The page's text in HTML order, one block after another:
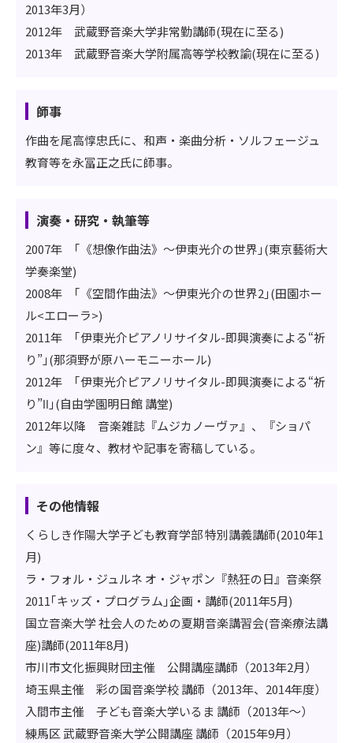
2013年3月）
2012年 武蔵野音楽大学非常勤講師(現在に至る)
2013年 武蔵野音楽大学附属高等学校教諭(現在に至る)
師事
作曲を尾高惇忠氏に、和声・楽曲分析・ソルフェージュ
教育等を永冨正之氏に師事。
演奏・研究・執筆等
2007年 ｢《想像作曲法》～伊東光介の世界｣(東京藝術大
学奏楽堂)
2008年 ｢《空間作曲法》～伊東光介の世界2｣(田園ホー
ル<エローラ>)
2011年 ｢伊東光介ピアノリサイタル-即興演奏による“祈
り”｣(那須野が原ハーモニーホール)
2012年 ｢伊東光介ピアノリサイタル-即興演奏による“祈
り”Ⅱ｣(自由学園明日館 講堂)
2012年以降 音楽雑誌『ムジカノーヴァ』、『ショパ
ン』等に度々、教材や記事を寄稿している。
その他情報
くらしき作陽大学子ども教育学部 特別講義講師(2010年1
月)
ラ・フォル・ジュルネ オ・ジャポン『熱狂の日』音楽祭
2011｢キッズ・プログラム｣企画・講師(2011年5月)
国立音楽大学 社会人のための夏期音楽講習会(音楽療法講
座)講師(2011年8月)
市川市文化振興財団主催 公開講座講師（2013年2月）
埼玉県主催 彩の国音楽学校 講師（2013年、2014年度）
入間市主催 子ども音楽大学いるま 講師（2013年～）
練馬区 武蔵野音楽大学公開講座 講師（2015年9月）